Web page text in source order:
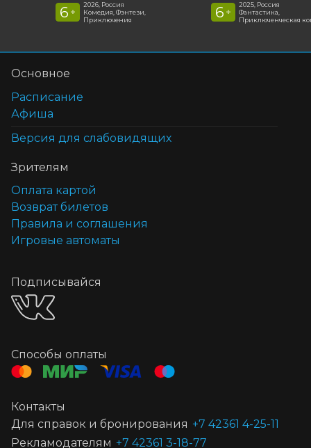
6 +
2026, Россия
Комедия, Фэнтези,
Приключения
6 +
2025, Россия
Фантастика,
Приключенческая
Основное
Расписание
Афиша
Версия для слабовидящих
Зрителям
Оплата картой
Возврат билетов
Правила и соглашения
Игровые автоматы
Подписывайся
Способы оплаты
Контакты
Для справок и бронирования +7 42361 4-25-11
Рекламодателям +7 42361 3-18-77